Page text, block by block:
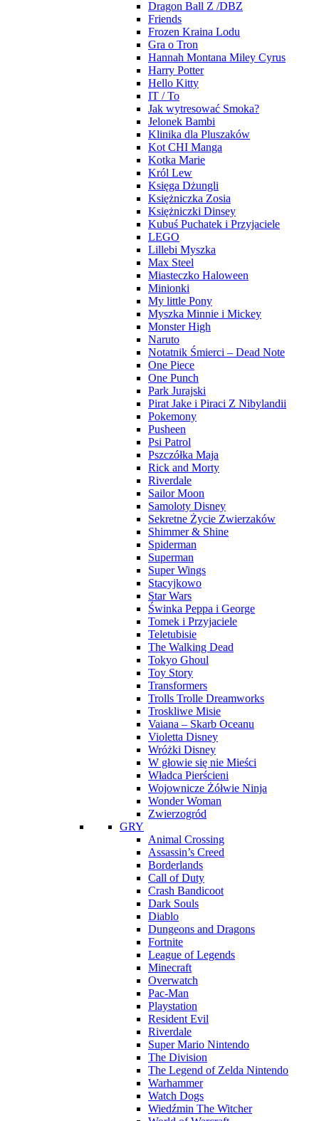
Dragon Ball Z /DBZ
Friends
Frozen Kraina Lodu
Gra o Tron
Hannah Montana Miley Cyrus
Harry Potter
Hello Kitty
IT / To
Jak wytresować Smoka?
Jelonek Bambi
Klinika dla Pluszaków
Kot CHI Manga
Kotka Marie
Król Lew
Księga Dżungli
Księżniczka Zosia
Księżniczki Dinsey
Kubuś Puchatek i Przyjaciele
LEGO
Lillebi Myszka
Max Steel
Miasteczko Haloween
Minionki
My little Pony
Myszka Minnie i Mickey
Monster High
Naruto
Notatnik Śmierci – Dead Note
One Piece
One Punch
Park Jurajski
Pirat Jake i Piraci Z Nibylandii
Pokemony
Pusheen
Psi Patrol
Pszczółka Maja
Rick and Morty
Riverdale
Sailor Moon
Samoloty Disney
Sekretne Życie Zwierzaków
Shimmer & Shine
Spiderman
Superman
Super Wings
Stacyjkowo
Star Wars
Świnka Peppa i George
Tomek i Przyjaciele
Teletubisie
The Walking Dead
Tokyo Ghoul
Toy Story
Transformers
Trolls Trolle Dreamworks
Troskliwe Misie
Vaiana – Skarb Oceanu
Violetta Disney
Wróżki Disney
W głowie się nie Mieści
Władca Pierścieni
Wojownicze Żółwie Ninja
Wonder Woman
Zwierzogród
GRY
Animal Crossing
Assassin’s Creed
Borderlands
Call of Duty
Crash Bandicoot
Dark Souls
Diablo
Dungeons and Dragons
Fortnite
League of Legends
Minecraft
Overwatch
Pac-Man
Playstation
Resident Evil
Riverdale
Super Mario Nintendo
The Division
The Legend of Zelda Nintendo
Warhammer
Watch Dogs
Wiedźmin The Witcher